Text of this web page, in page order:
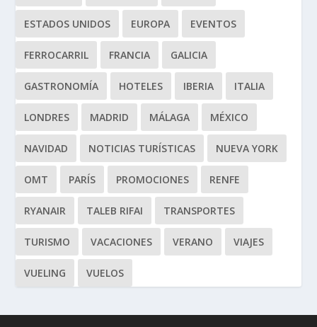
ESTADOS UNIDOS EUROPA EVENTOS
FERROCARRIL FRANCIA GALICIA
GASTRONOMÍA HOTELES IBERIA ITALIA
LONDRES MADRID MÁLAGA MÉXICO
NAVIDAD NOTICIAS TURÍSTICAS NUEVA YORK
OMT PARÍS PROMOCIONES RENFE
RYANAIR TALEB RIFAI TRANSPORTES
TURISMO VACACIONES VERANO VIAJES
VUELING VUELOS